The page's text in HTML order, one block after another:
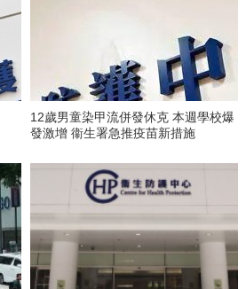
12歲男童染甲流併發休克 本週學校爆
發激增 衞生署急推疫苗新措施